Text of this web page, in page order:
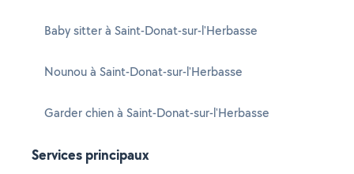
Baby sitter à Saint-Donat-sur-l'Herbasse
Nounou à Saint-Donat-sur-l'Herbasse
Garder chien à Saint-Donat-sur-l'Herbasse
Services principaux